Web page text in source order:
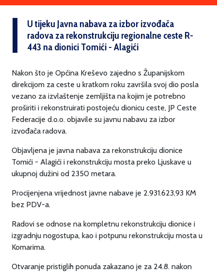
U tijeku Javna nabava za izbor izvođača
radova za rekonstrukciju regionalne ceste R-
443 na dionici Tomići - Alagići
Nakon što je Općina Kreševo zajedno s Županijskom
direkcijom za ceste u kratkom roku završila svoj dio posla
vezano za izvlaštenje zemljišta na kojim je potrebno
proširiti i rekonstruirati postojeću dionicu ceste, JP Ceste
Federacije d.o.o. objavile su javnu nabavu za izbor
izvođača radova.
Objavljena je javna nabava za rekonstrukciju dionice
Tomići - Alagići i rekonstrukciju mosta preko Ljuskave u
ukupnoj dužini od 2350 metara.
Procijenjena vrijednost javne nabave je 2.931.623,93 KM
bez PDV-a.
Radovi se odnose na kompletnu rekonstrukciju dionice i
izgradnju nogostupa, kao i potpunu rekonstrukciju mosta u
Komarima.
Otvaranje pristiglih ponuda zakazano je za 24.8. nakon